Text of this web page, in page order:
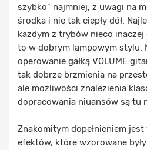
szybko" najmniej, z uwagi na
środka i nie tak ciepły dół.
każdym z trybów nieco
to w dobrym lampowym stylu.
operowanie gałką VOLUME
tak dobrze brzmienia na
ale możliwości znalezienia
dopracowania niuansów są tu
Znakomitym dopełnieniem
efektów, które wzorowane